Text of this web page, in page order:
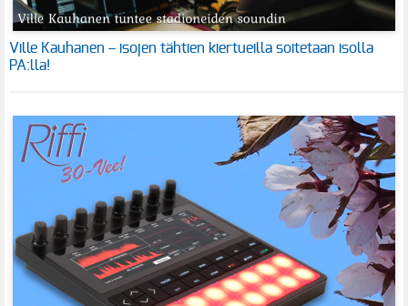
Ville Kauhanen – isojen tähtien kiertueilla soitetaan isolla
PA:lla!